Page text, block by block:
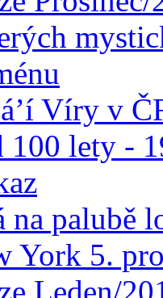
Víry v
100 lety -
na palubě
York 5.